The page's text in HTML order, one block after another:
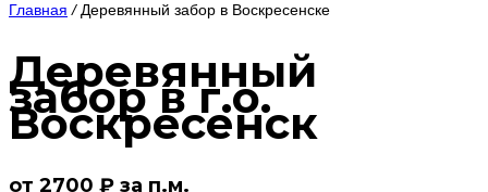
Главная / Деревянный забор в Воскресенске
Деревянный
забор в г.о.
Воскресенск
от 2700 ₽ за п.м.